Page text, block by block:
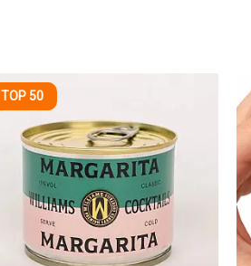
TOP 50